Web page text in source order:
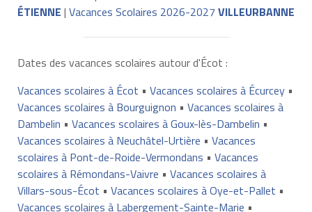
ÉTIENNE | Vacances Scolaires 2026-2027 VILLEURBANNE
Dates des vacances scolaires autour d'Écot :
Vacances scolaires à Écot • Vacances scolaires à Écurcey•
Vacances scolaires à Bourguignon • Vacances scolaires à
Dambelin • Vacances scolaires à Goux-lès-Dambelin •
Vacances scolaires à Neuchâtel-Urtière • Vacances
scolaires à Pont-de-Roide-Vermondans • Vacances
scolaires à Rémondans-Vaivre • Vacances scolaires à
Villars-sous-Écot • Vacances scolaires à Oye-et-Pallet •
Vacances scolaires à Labergement-Sainte-Marie •